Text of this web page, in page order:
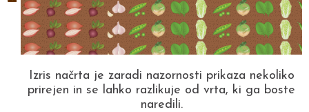
Izris načrta je zaradi nazornosti prikaza nekoliko
prirejen in se lahko razlikuje od vrta, ki ga boste
naredili.